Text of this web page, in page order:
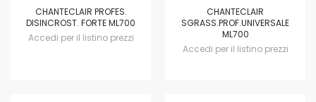
CHANTECLAIR PROFES.
DISINCROST. FORTE ML700
Accedi per il listino prezzi
CHANTECLAIR
SGRASS.PROF.UNIVERSALE
ML700
Accedi per il listino prezzi